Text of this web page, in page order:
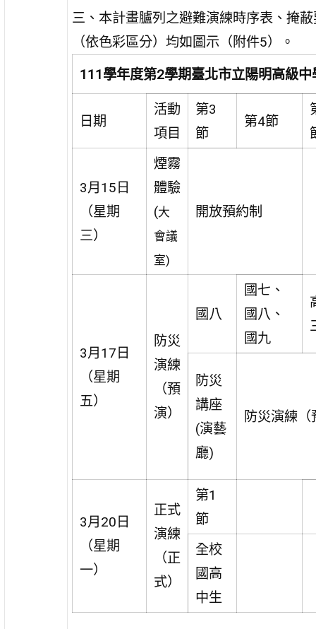
三、本計畫臚列之避難演練時序表、掩
（依色彩區分）均如圖示（附件5）。
111學年度第2學期臺北市立陽明高級
日期
活動
項目
第3
節
第4節
3月15日
（星期
三）
煙霧
體驗
(大
會議
室)
開放預約制
3月17日
（星期
五）
防災
演練
（預
演）
國八
國七、
國八、
國九
防災
講座
(演藝
廳)
防災演練（
3月20日
（星期
一）
正式
演練
（正
式）
第1
節
全校
國高
中生